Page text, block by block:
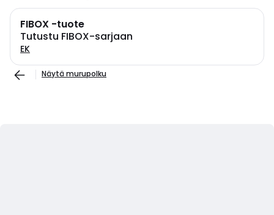
FIBOX -tuote
Tutustu FIBOX-sarjaan
EK
Näytä murupolku